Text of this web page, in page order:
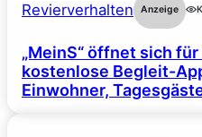
Revierverhalten Anzeige
„MeinS“ öffnet sich
kostenlose Begleit-
Einwohner,